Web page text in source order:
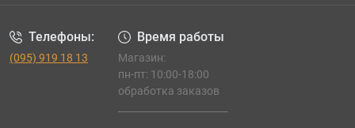
Телефоны:
(095) 919 18 13
Время работы
Магазин:
пн-пт: 10:00-18:00
обработка заказов